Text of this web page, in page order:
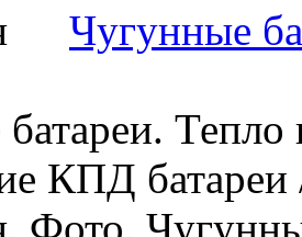
Чугунные
КПД батареи
Фото.